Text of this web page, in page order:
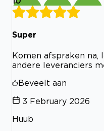
Super
Komen afspraken na,
andere leveranciers
Beveelt aan
3 February 2026
Huub